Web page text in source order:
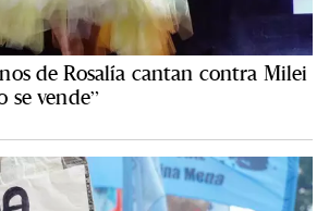
de Rosalía cantan contra Milei
se vende”